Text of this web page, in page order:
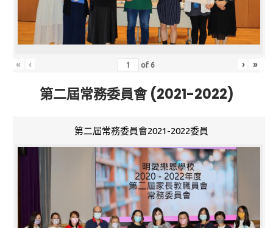
« ‹ of 6 › »
第二屆常務委員會 (2021-2022)
第二屆常務委員會2021-2022委員